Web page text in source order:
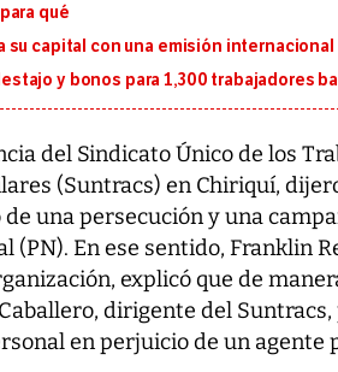
qué
su capital con una emisión
y bonos para 1,300 trabajadores
del Sindicato Único de los
(Suntracs) en Chiriquí,
de una persecución y una
(PN). En ese sentido, Franklin
explicó que de
dirigente del
en perjuicio de un agente